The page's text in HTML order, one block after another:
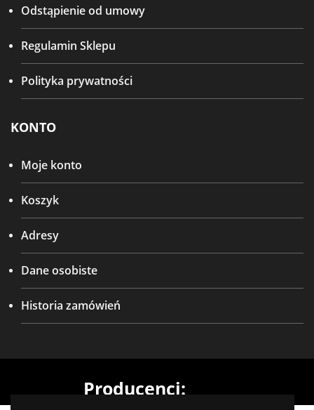
Odstąpienie od umowy
Regulamin Sklepu
Polityka prywatności
KONTO
Moje konto
Koszyk
Adresy
Dane osobiste
Historia zamówień
Producenci: